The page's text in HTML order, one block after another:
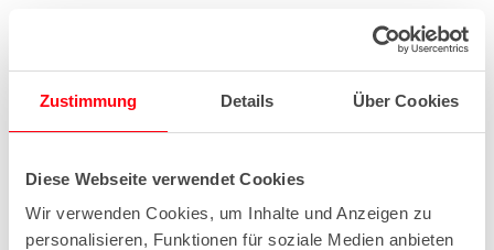
Zustimmung Details Über Cookies
Diese Webseite verwendet Cookies
Wir verwenden Cookies, um Inhalte und Anzeigen zu
personalisieren, Funktionen für soziale Medien anbieten